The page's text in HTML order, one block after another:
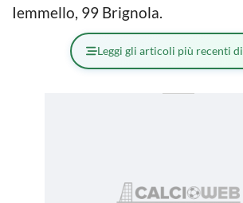
Iemmello, 99 Brignola.
Leggi gli articoli più recenti di